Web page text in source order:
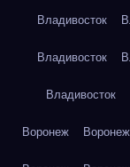
Владивосток
Владивосток
Владивосток
Воронеж Воронеж